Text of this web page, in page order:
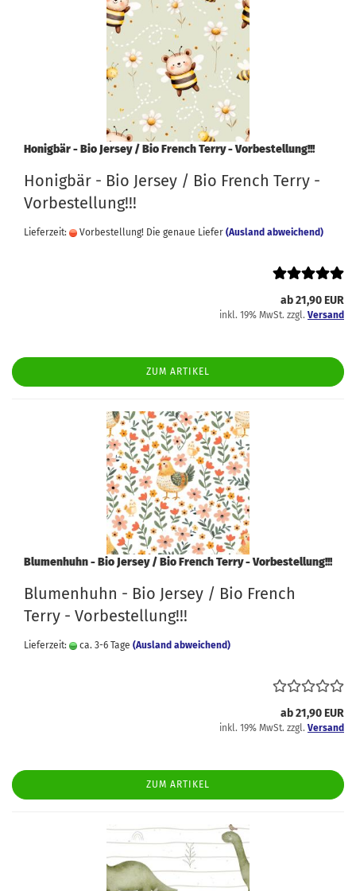
Honigbär - Bio Jersey / Bio French Terry - Vorbestellung!!!
Honigbär - Bio Jersey / Bio French Terry -
Vorbestellung!!!
Lieferzeit: Vorbestellung! Die genaue Liefer (Ausland abweichend)
ab 21,90 EUR
inkl. 19% MwSt. zzgl. Versand
ZUM ARTIKEL
Blumenhuhn - Bio Jersey / Bio French Terry - Vorbestellung!!!
Blumenhuhn - Bio Jersey / Bio French
Terry - Vorbestellung!!!
Lieferzeit: ca. 3-6 Tage (Ausland abweichend)
ab 21,90 EUR
inkl. 19% MwSt. zzgl. Versand
ZUM ARTIKEL